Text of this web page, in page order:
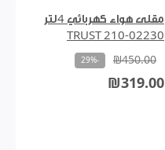
مقلى هواء كهربائي 4لتر
TRUST 210-02230
₪450.00
-29%
₪319.00